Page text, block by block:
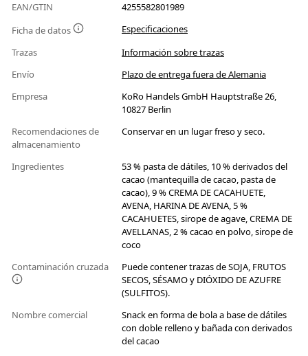
EAN/GTIN
4255582801989
Ficha de datos
Especificaciones
Trazas
Información sobre trazas
Envío
Plazo de entrega fuera de Alemania
Empresa
KoRo Handels GmbH Hauptstraße 26,
10827 Berlin
Recomendaciones de
almacenamiento
Conservar en un lugar freso y seco.
Ingredientes
53 % pasta de dátiles, 10 % derivados del
cacao (mantequilla de cacao, pasta de
cacao), 9 % CREMA DE CACAHUETE,
AVENA, HARINA DE AVENA, 5 %
CACAHUETES, sirope de agave, CREMA DE
AVELLANAS, 2 % cacao en polvo, sirope de
coco
Contaminación cruzada
Puede contener trazas de SOJA, FRUTOS
SECOS, SÉSAMO y DIÓXIDO DE AZUFRE
(SULFITOS).
Nombre comercial
Snack en forma de bola a base de dátiles
con doble relleno y bañada con derivados
del cacao